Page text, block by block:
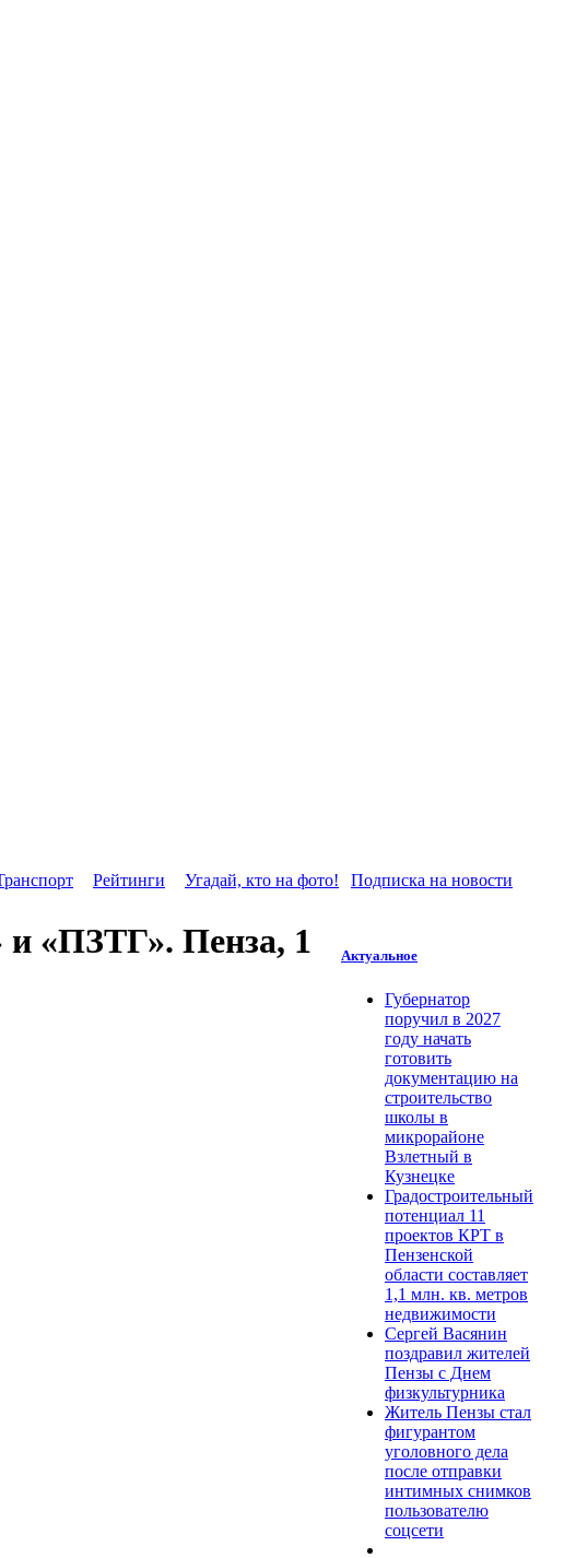
Рейтинги Угадай, кто на фото! Подписка на новости
«ПЗТГ». Пенза, 1
Актуальное
Губернатор
поручил в 2027
году начать
готовить
документацию на
строительство
школы в
микрорайоне
Взлетный в
Кузнецке
Градостроительный
потенциал 11
проектов КРТ в
Пензенской
области составляет
1,1 млн. кв. метров
недвижимости
Сергей Васянин
поздравил жителей
Пензы с Днем
физкультурника
Житель Пензы стал
фигурантом
уголовного дела
после отправки
интимных снимков
пользователю
соцсети